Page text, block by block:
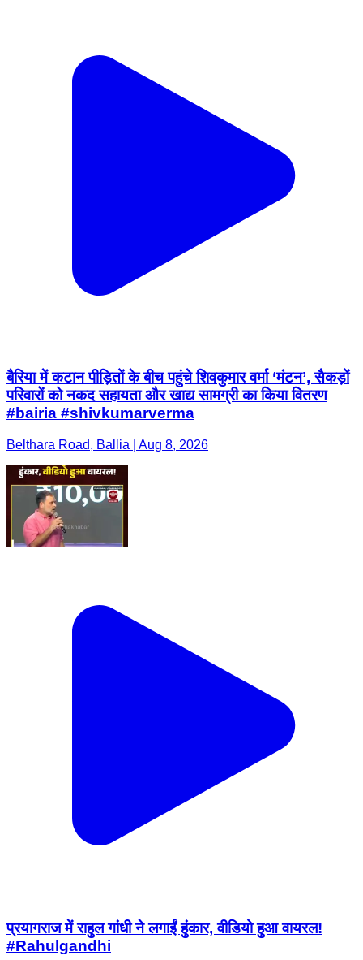
बैरिया में कटान पीड़ितों के बीच पहुंचे शिवकुमार वर्मा ‘मंटन’, सैकड़ों
परिवारों को नकद सहायता और खाद्य सामग्री का किया वितरण
#bairia #shivkumarverma
Belthara Road, Ballia | Aug 8, 2026
प्रयागराज में राहुल गांधी ने लगाईं हुंकार, वीडियो हुआ वायरल!
#Rahulgandhi